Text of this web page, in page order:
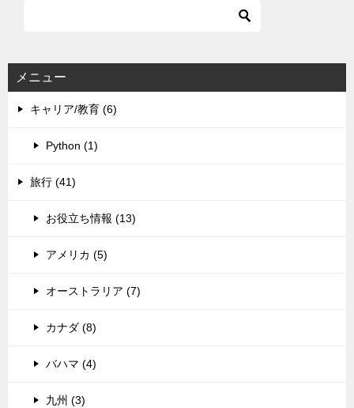
メニュー
キャリア/教育 (6)
Python (1)
旅行 (41)
お役立ち情報 (13)
アメリカ (5)
オーストラリア (7)
カナダ (8)
バハマ (4)
九州 (3)